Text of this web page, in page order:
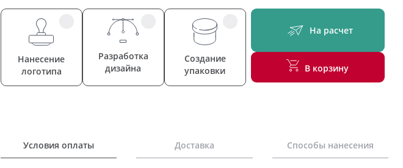
Нанесение
логотипа
Разработка
дизайна
Создание
упаковки
На расчет
В корзину
Условия оплаты Доставка Способы нанесения